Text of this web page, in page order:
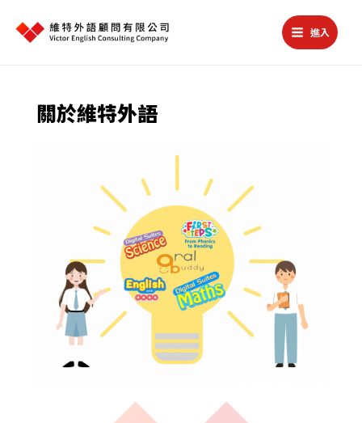
Main
進入
關於維特外語